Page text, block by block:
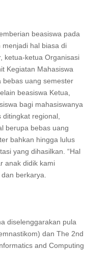
beasiswa pada
hal biasa di
ketua-ketua Organisasi
Kegiatan Mahasiswa
bebas uang semester
beasiswa Ketua,
bagi mahasiswanya
regional,
berupa bebas uang
bahkan hingga lulus
yang dihasilkan. “Hal
anak didik kami
berkarya.
diselenggarakan pula
dan The 2nd
and Computing